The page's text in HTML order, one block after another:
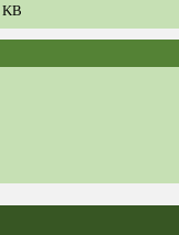
KB